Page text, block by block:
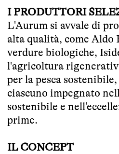
I PRODUTTORI
L'Aurum si avvale di
alta qualità, come Aldo
verdure biologiche,
l'agricoltura
per la pesca
ciascuno impegnato
sostenibile e
prime.
IL CONCEPT